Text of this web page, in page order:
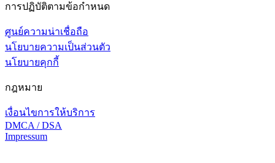
การปฏิบัติตามข้อกำหนด
ศูนย์ความน่าเชื่อถือ
นโยบายความเป็นส่วนตัว
นโยบายคุกกี้
กฎหมาย
เงื่อนไขการให้บริการ
DMCA / DSA
Impressum